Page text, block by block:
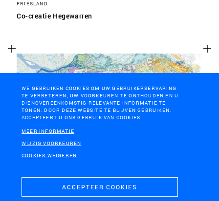
FRIESLAND
Co-creatie Hegewarren
NOORD-BRABANT
WE GEBRUIKEN COOKIES OM UW GEBRUIKERSERVARING
TE VERBETEREN, UW VOORKEUREN TE ONTHOUDEN EN U
DIENOVEREENKOMSTIG RELEVANTE INFORMATIE TE
TONEN. DOOR DEZE WEBSITE TE BLIJVEN GEBRUIKEN,
ACCEPTEERT U ONS GEBRUIK VAN COOKIES.
MEER INFORMATIE
WIJZIG VOORKEUREN
COOKIES WEIGEREN
ACCEPTEER COOKIES